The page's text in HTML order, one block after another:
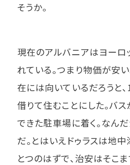
そうか。
現在のアルバニアはヨーロ
れている。つまり物価が安
在には向いているだろうと
借りて住むことにした。バ
できた駐車場に着く。なん
だ。とはいえドゥラスは地
とつのはずで、治安はそこ